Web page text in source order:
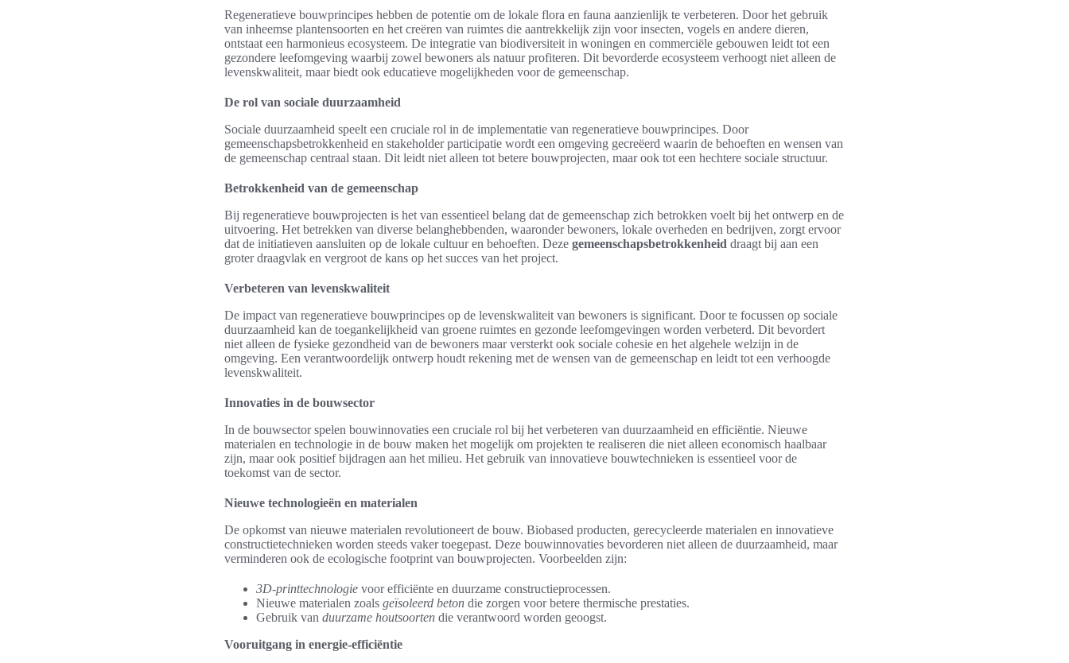
Regeneratieve bouwprincipes hebben de potentie om de lokale flora en fauna aanzienlijk te verbeteren. Door het gebruik
van inheemse plantensoorten en het creëren van ruimtes die aantrekkelijk zijn voor insecten, vogels en andere dieren,
ontstaat een harmonieus ecosysteem. De integratie van biodiversiteit in woningen en commerciële gebouwen leidt tot een
gezondere leefomgeving waarbij zowel bewoners als natuur profiteren. Dit bevorderde ecosysteem verhoogt niet alleen de
levenskwaliteit, maar biedt ook educatieve mogelijkheden voor de gemeenschap.
De rol van sociale duurzaamheid
Sociale duurzaamheid speelt een cruciale rol in de implementatie van regeneratieve bouwprincipes. Door
gemeenschapsbetrokkenheid en stakeholder participatie wordt een omgeving gecreëerd waarin de behoeften en wensen van
de gemeenschap centraal staan. Dit leidt niet alleen tot betere bouwprojecten, maar ook tot een hechtere sociale structuur.
Betrokkenheid van de gemeenschap
Bij regeneratieve bouwprojecten is het van essentieel belang dat de gemeenschap zich betrokken voelt bij het ontwerp en de
uitvoering. Het betrekken van diverse belanghebbenden, waaronder bewoners, lokale overheden en bedrijven, zorgt ervoor
dat de initiatieven aansluiten op de lokale cultuur en behoeften. Deze gemeenschapsbetrokkenheid draagt bij aan een
groter draagvlak en vergroot de kans op het succes van het project.
Verbeteren van levenskwaliteit
De impact van regeneratieve bouwprincipes op de levenskwaliteit van bewoners is significant. Door te focussen op sociale
duurzaamheid kan de toegankelijkheid van groene ruimtes en gezonde leefomgevingen worden verbeterd. Dit bevordert
niet alleen de fysieke gezondheid van de bewoners maar versterkt ook sociale cohesie en het algehele welzijn in de
omgeving. Een verantwoordelijk ontwerp houdt rekening met de wensen van de gemeenschap en leidt tot een verhoogde
levenskwaliteit.
Innovaties in de bouwsector
In de bouwsector spelen bouwinnovaties een cruciale rol bij het verbeteren van duurzaamheid en efficiëntie. Nieuwe
materialen en technologie in de bouw maken het mogelijk om projekten te realiseren die niet alleen economisch haalbaar
zijn, maar ook positief bijdragen aan het milieu. Het gebruik van innovatieve bouwtechnieken is essentieel voor de
toekomst van de sector.
Nieuwe technologieën en materialen
De opkomst van nieuwe materialen revolutioneert de bouw. Biobased producten, gerecycleerde materialen en innovatieve
constructietechnieken worden steeds vaker toegepast. Deze bouwinnovaties bevorderen niet alleen de duurzaamheid, maar
verminderen ook de ecologische footprint van bouwprojecten. Voorbeelden zijn:
3D-printtechnologie voor efficiënte en duurzame constructieprocessen.
Nieuwe materialen zoals geïsoleerd beton die zorgen voor betere thermische prestaties.
Gebruik van duurzame houtsoorten die verantwoord worden geoogst.
Vooruitgang in energie-efficiëntie